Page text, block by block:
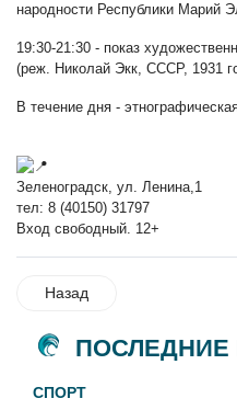
народности Республики Марий
19:30-21:30 - показ
(реж. Николай Экк, СССР, 1931
В течение дня -
Зеленоградск, ул. Ленина,1
тел: 8 (40150) 31797
Вход свободный. 12+
Назад
ПОСЛЕДНИЕ
СПОРТ